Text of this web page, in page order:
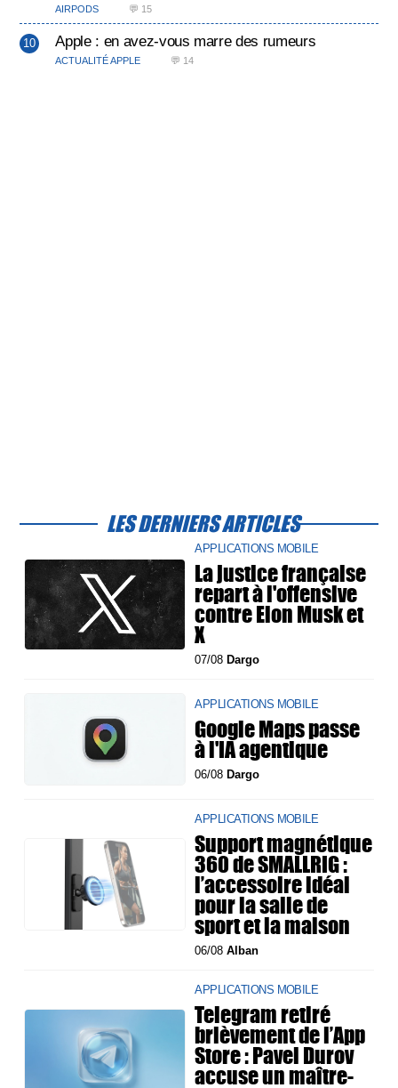
AIRPODS 💬 15
Apple : en avez-vous marre des rumeurs
ACTUALITÉ APPLE 💬 14
LES DERNIERS ARTICLES
APPLICATIONS MOBILE
La justice française
repart à l'offensive
contre Elon Musk et
X
07/08 Dargo
APPLICATIONS MOBILE
Google Maps passe
à l'IA agentique
06/08 Dargo
APPLICATIONS MOBILE
Support magnétique
360 de SMALLRIG :
l’accessoire idéal
pour la salle de
sport et la maison
06/08Alban
APPLICATIONS MOBILE
Telegram retiré
brièvement de l’App
Store : Pavel Durov
accuse un maître-